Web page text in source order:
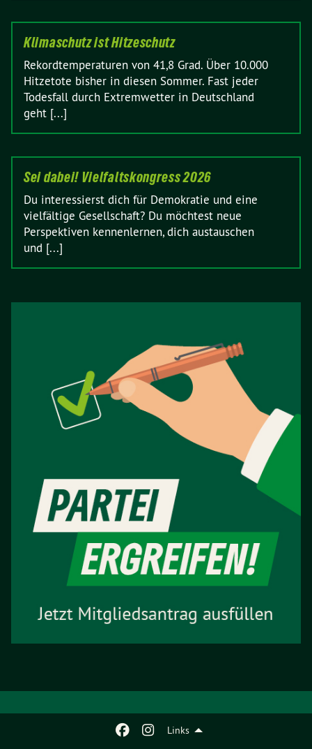
Links
Klimaschutz ist Hitzeschutz
Rekordtemperaturen von 41,8 Grad. Über 10.000
Hitzetote bisher in diesen Sommer. Fast jeder
Todesfall durch Extremwetter in Deutschland
geht [...]
Sei dabei! Vielfaltskongress 2026
Du interessierst dich für Demokratie und eine
vielfältige Gesellschaft? Du möchtest neue
Perspektiven kennenlernen, dich austauschen
und [...]